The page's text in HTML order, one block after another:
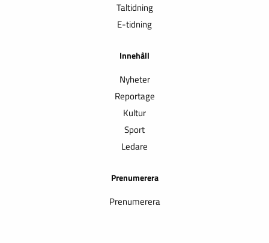
Taltidning
E-tidning
Innehåll
Nyheter
Reportage
Kultur
Sport
Ledare
Prenumerera
Prenumerera